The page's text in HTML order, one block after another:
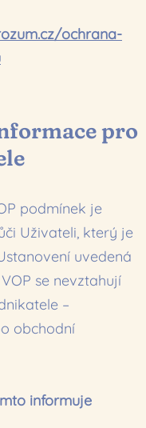
ochrana-
pro
podmínek je
Uživateli, který je
uvedená
se nevztahují
–
obchodní
informuje